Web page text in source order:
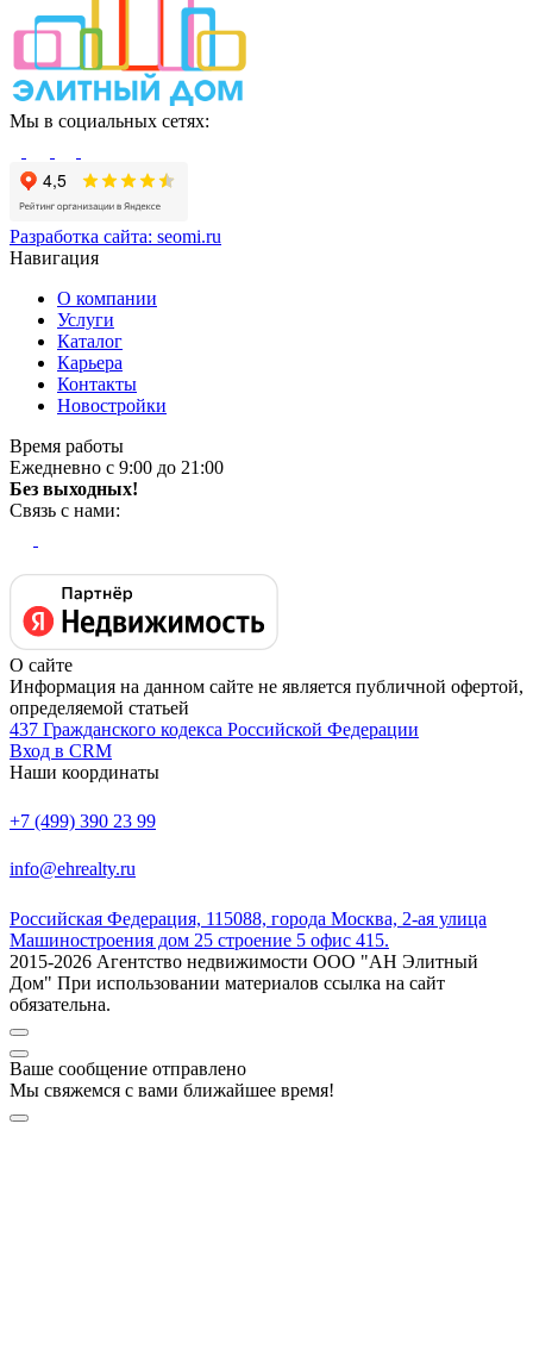
Мы в социальных сетях:
Разработка сайта: seomi.ru
Навигация
О компании
Услуги
Каталог
Карьера
Контакты
Новостройки
Время работы
Ежедневно с 9:00 до 21:00
Без выходных!
Связь с нами:
О сайте
Информация на данном сайте не является публичной офертой,
определяемой статьей
437 Гражданского кодекса Российской Федерации
Вход в CRM
Наши координаты
+7 (499) 390 23 99
info@ehrealty.ru
Российская Федерация, 115088, города Москва, 2-ая улица
Машиностроения дом 25 строение 5 офис 415.
2015-2026 Агентство недвижимости ООО "АН Элитный
Дом" При использовании материалов ссылка на сайт
обязательна.
Ваше сообщение отправлено
Мы свяжемся с вами ближайшее время!